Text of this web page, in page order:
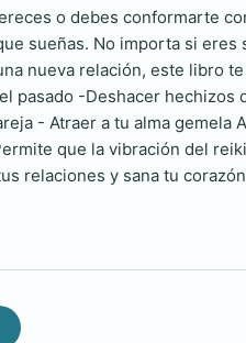
o debes conformarte
sueñas. No importa si eres
nueva relación, este libro
pasado -Deshacer hechizos
- Atraer a tu alma gemela
que la vibración del
relaciones y sana tu